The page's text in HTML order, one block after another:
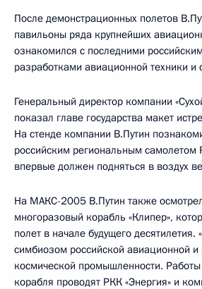
После демонстрационных полетов
павильоны ряда крупнейших
ознакомился с последними
разработками авиационной техники и
Генеральный директор компании
показал главе государства макет
На стенде компании В.Путин
российским региональным самолетом
впервые должен подняться в воздух
На МАКС-2005 В.Путин также
многоразовый корабль «Клипер»,
полет в начале будущего десятилетия.
симбиозом российской авиационной и
космической промышленности.
корабля проводят РКК «Энергия» и